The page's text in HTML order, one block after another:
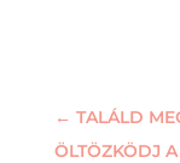
← TALÁLD
ÖLTÖZKÖDJ